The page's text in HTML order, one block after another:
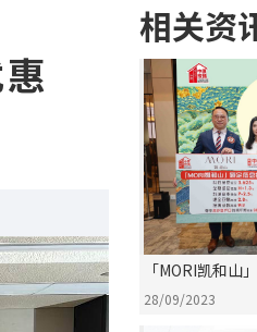
相关资
「MORI凯和山
28/09/2023